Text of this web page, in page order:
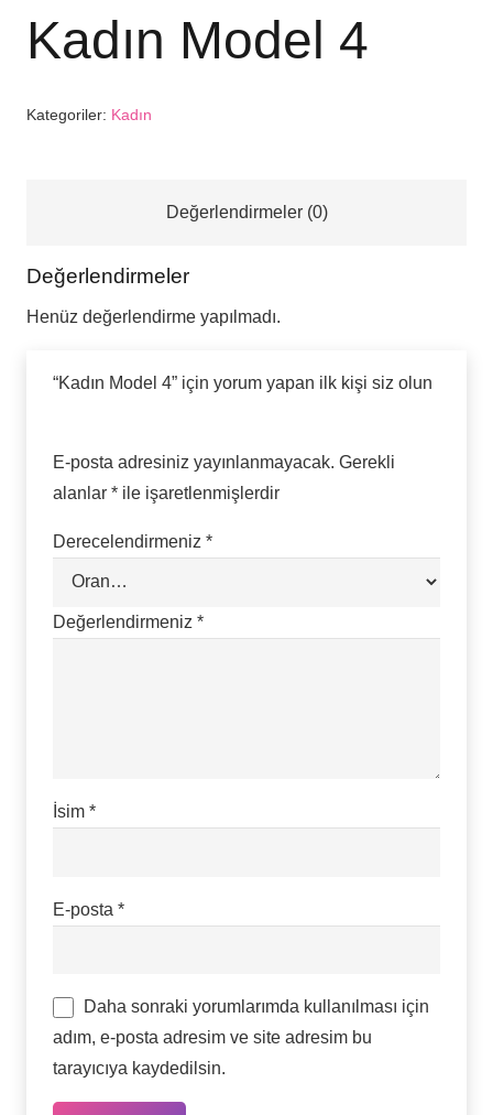
Kadın Model 4
Kategoriler: Kadın
Değerlendirmeler (0)
Değerlendirmeler
Henüz değerlendirme yapılmadı.
“Kadın Model 4” için yorum yapan ilk kişi siz olun
E-posta adresiniz yayınlanmayacak. Gerekli
alanlar * ile işaretlenmişlerdir
Derecelendirmeniz *
Değerlendirmeniz *
İsim *
E-posta *
Daha sonraki yorumlarımda kullanılması için
adım, e-posta adresim ve site adresim bu
tarayıcıya kaydedilsin.